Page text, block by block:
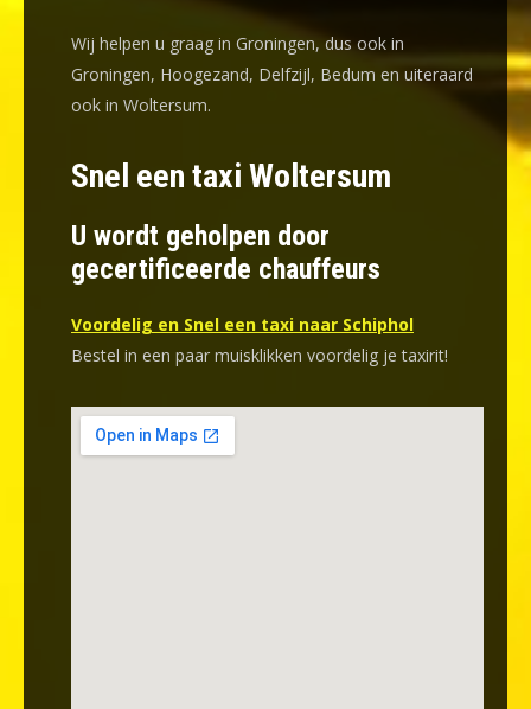
Wij helpen u graag in Groningen, dus ook in
Groningen, Hoogezand, Delfzijl, Bedum en uiteraard
ook in Woltersum.
Snel een taxi Woltersum
U wordt geholpen door
gecertificeerde chauffeurs
Voordelig en Snel een taxi naar Schiphol
Bestel in een paar muisklikken voordelig je taxirit!